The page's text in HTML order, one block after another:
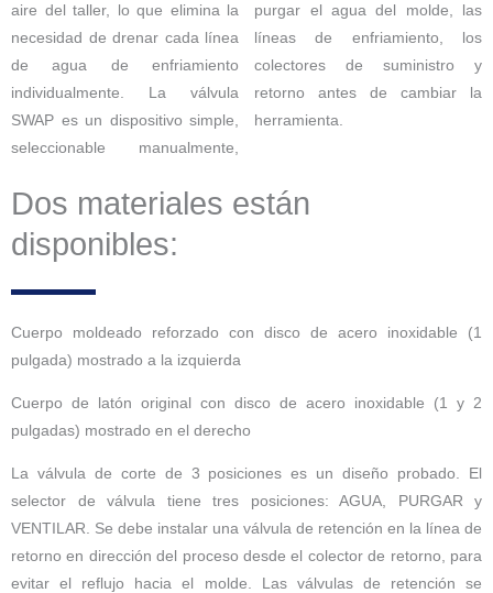
aire del taller, lo que elimina la
necesidad de drenar cada línea
de agua de enfriamiento
individualmente. La válvula
SWAP es un dispositivo simple,
seleccionable manualmente,
purgar el agua del molde, las
líneas de enfriamiento, los
colectores de suministro y
retorno antes de cambiar la
herramienta.
Dos materiales están
disponibles:
Cuerpo moldeado reforzado con disco de acero inoxidable (1
pulgada) mostrado a la izquierda
Cuerpo de latón original con disco de acero inoxidable (1 y 2
pulgadas) mostrado en el derecho
La válvula de corte de 3 posiciones es un diseño probado. El
selector de válvula tiene tres posiciones: AGUA, PURGAR y
VENTILAR. Se debe instalar una válvula de retención en la línea de
retorno en dirección del proceso desde el colector de retorno, para
evitar el reflujo hacia el molde. Las válvulas de retención se